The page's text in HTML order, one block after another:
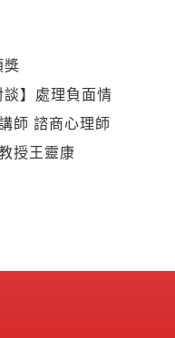
獎
】處理負面情
師 諮商心理師
授王靈康